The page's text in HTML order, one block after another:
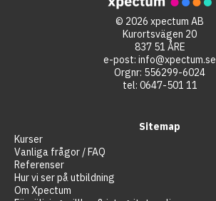
© 2026 xpectum AB
Kurortsvägen 20
837 51 ÅRE
e-post: info@xpectum.se
Orgnr: 556299-6024
tel: 0647-501 11
Sitemap
Kurser
Vanliga frågor / FAQ
Referenser
Hur vi ser på utbildning
Om Xpectum